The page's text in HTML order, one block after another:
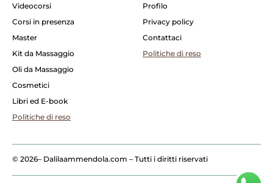
Videocorsi
Corsi in presenza
Master
Kit da Massaggio
Oli da Massaggio
Cosmetici
Libri ed E-book
Politiche di reso
Profilo
Privacy policy
Contattaci
Politiche di reso
© 2026– Dalilaammendola.com – Tutti i diritti riservati